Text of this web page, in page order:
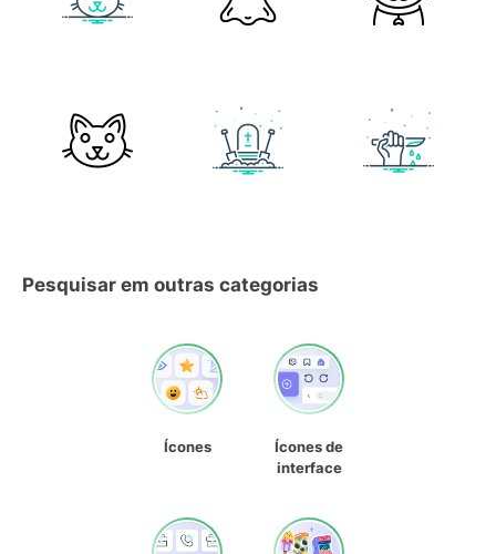
Pesquisar em outras categorias
Ícones
Ícones de
interface